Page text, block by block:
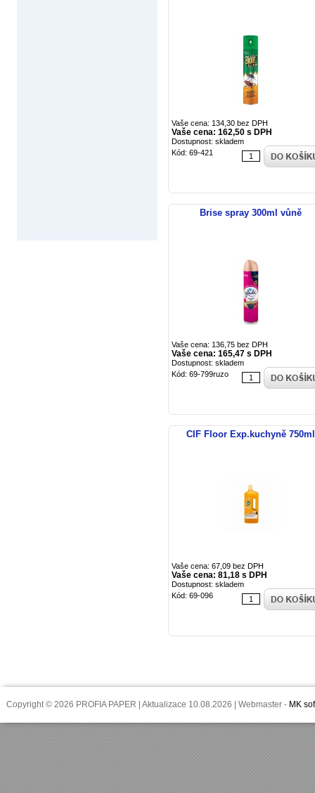
Vaše cena: 134,30 bez DPH
Vaše cena: 162,50 s DPH
Dostupnost: skladem
Kód: 69-421
Brise spray 300ml vůně
Vaše cena: 136,75 bez DPH
Vaše cena: 165,47 s DPH
Dostupnost: skladem
Kód: 69-799ruzo
CIF Floor Exp.kuchyně 750ml
Vaše cena: 67,09 bez DPH
Vaše cena: 81,18 s DPH
Dostupnost: skladem
Kód: 69-096
Copyright © 2026 PROFIA PAPER | Aktualizace 10.08.2026 | Webmaster - MK